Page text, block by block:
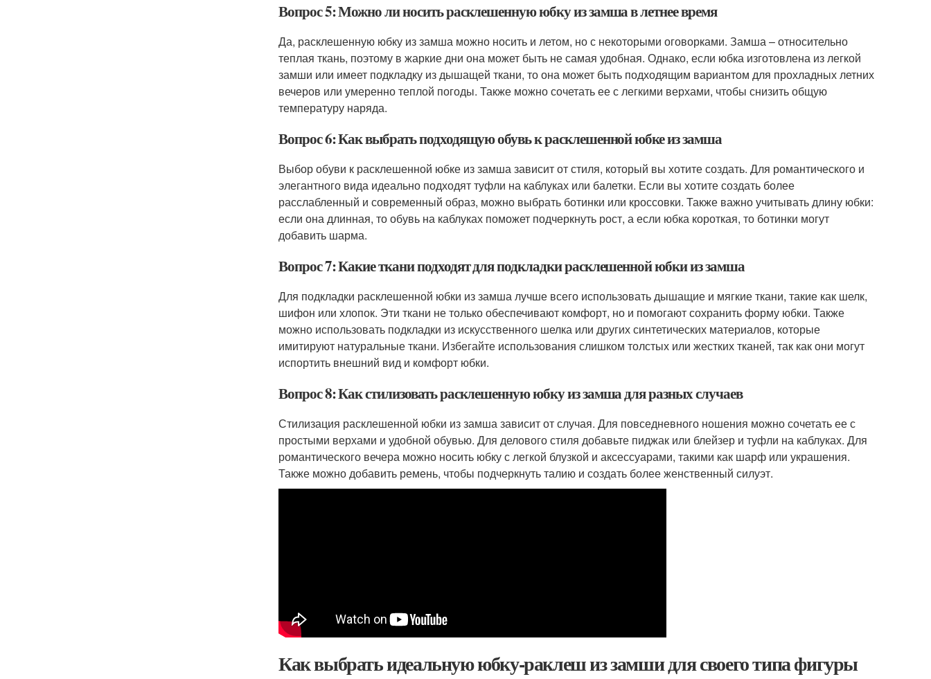
Вопрос 5: Можно ли носить расклешенную юбку из замша в летнее время
Да, расклешенную юбку из замша можно носить и летом, но с некоторыми оговорками. Замша – относительно
теплая ткань, поэтому в жаркие дни она может быть не самая удобная. Однако, если юбка изготовлена из легкой
замши или имеет подкладку из дышащей ткани, то она может быть подходящим вариантом для прохладных летних
вечеров или умеренно теплой погоды. Также можно сочетать ее с легкими верхами, чтобы снизить общую
температуру наряда.
Вопрос 6: Как выбрать подходящую обувь к расклешенной юбке из замша
Выбор обуви к расклешенной юбке из замша зависит от стиля, который вы хотите создать. Для романтического и
элегантного вида идеально подходят туфли на каблуках или балетки. Если вы хотите создать более
расслабленный и современный образ, можно выбрать ботинки или кроссовки. Также важно учитывать длину юбки:
если она длинная, то обувь на каблуках поможет подчеркнуть рост, а если юбка короткая, то ботинки могут
добавить шарма.
Вопрос 7: Какие ткани подходят для подкладки расклешенной юбки из замша
Для подкладки расклешенной юбки из замша лучше всего использовать дышащие и мягкие ткани, такие как шелк,
шифон или хлопок. Эти ткани не только обеспечивают комфорт, но и помогают сохранить форму юбки. Также
можно использовать подкладки из искусственного шелка или других синтетических материалов, которые
имитируют натуральные ткани. Избегайте использования слишком толстых или жестких тканей, так как они могут
испортить внешний вид и комфорт юбки.
Вопрос 8: Как стилизовать расклешенную юбку из замша для разных случаев
Стилизация расклешенной юбки из замша зависит от случая. Для повседневного ношения можно сочетать ее с
простыми верхами и удобной обувью. Для делового стиля добавьте пиджак или блейзер и туфли на каблуках. Для
романтического вечера можно носить юбку с легкой блузкой и аксессуарами, такими как шарф или украшения.
Также можно добавить ремень, чтобы подчеркнуть талию и создать более женственный силуэт.
Как выбрать идеальную юбку-раклеш из замши для своего типа фигуры